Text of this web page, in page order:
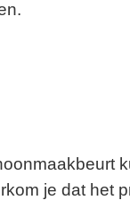
je dat het